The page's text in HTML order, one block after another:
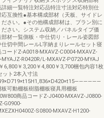
細一覧特注対応品特注寸法対応特別仕
互換性●基本構成部材（天板、サイドレ
さい。●その他構成部材は、プラン別に
さい。システム収納／パネルタイプ価
材一覧側板・中仕切り・レール姿図部
切中間レールL字納まりレールセット寝
ードZ-A0018-MXAVZ-C0004-MXAVZ-
MYAJZ-R0420R/L-MXAVZ-P0720-MYAJ
6,800￥3,200￥4,800￥3,700梱包内容1枚
ット2本入寸法
可動棚板樹脂棚板寝具用棚板
商品コードZ-J0400-MXAVZ-J0800-
G0900-
S0800-MXAVZ-H1200-